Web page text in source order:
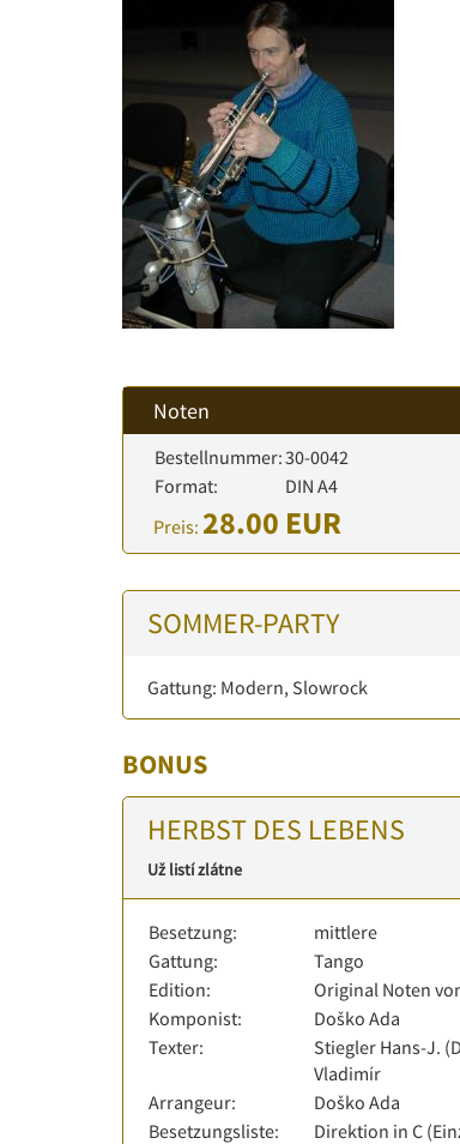
Noten
Bestellnummer:30-0042
Format:
DIN A4
Preis: 28.00 EUR
SOMMER-PARTY
Gattung: Modern, Slowrock
BONUS
HERBST DES LEBENS
Už listí zlátne
Besetzung:
mittlere
Gattung:
Tango
Edition:
Original Noten
Komponist:
Doško Ada
Texter:
Stiegler Hans-J.
Vladimír
Arrangeur:
Doško Ada
Besetzungsliste:
Direktion in C